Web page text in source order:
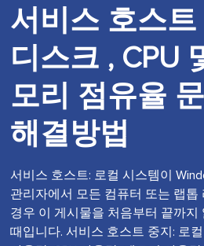
서비스 호스트
디스크 , CPU
모리 점유율 문
해결방법
서비스 호스트: 로컬 시스템이
관리자에서 모든 컴퓨터 또는 랩톱
경우 이 게시물을 처음부터 끝까지
때입니다. 서비스 호스트 중지: 로